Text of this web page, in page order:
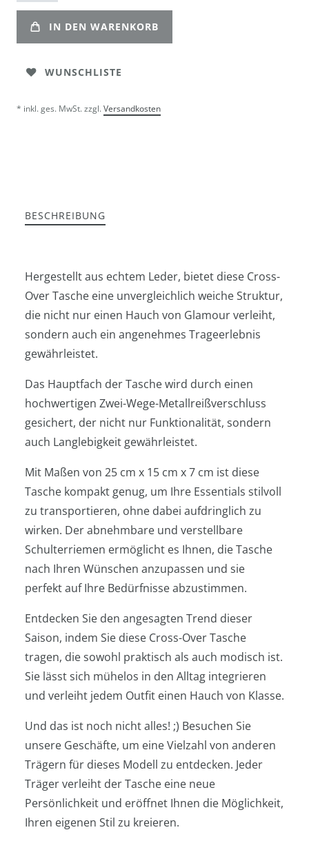
IN DEN WARENKORB
WUNSCHLISTE
* inkl. ges. MwSt. zzgl.Versandkosten
BESCHREIBUNG
Hergestellt aus echtem Leder, bietet diese Cross-
Over Tasche eine unvergleichlich weiche Struktur,
die nicht nur einen Hauch von Glamour verleiht,
sondern auch ein angenehmes Trageerlebnis
gewährleistet.
Das Hauptfach der Tasche wird durch einen
hochwertigen Zwei-Wege-Metallreißverschluss
gesichert, der nicht nur Funktionalität, sondern
auch Langlebigkeit gewährleistet.
Mit Maßen von 25 cm x 15 cm x 7 cm ist diese
Tasche kompakt genug, um Ihre Essentials stilvoll
zu transportieren, ohne dabei aufdringlich zu
wirken. Der abnehmbare und verstellbare
Schulterriemen ermöglicht es Ihnen, die Tasche
nach Ihren Wünschen anzupassen und sie
perfekt auf Ihre Bedürfnisse abzustimmen.
Entdecken Sie den angesagten Trend dieser
Saison, indem Sie diese Cross-Over Tasche
tragen, die sowohl praktisch als auch modisch ist.
Sie lässt sich mühelos in den Alltag integrieren
und verleiht jedem Outfit einen Hauch von Klasse.
Und das ist noch nicht alles! ;) Besuchen Sie
unsere Geschäfte, um eine Vielzahl von anderen
Trägern für dieses Modell zu entdecken. Jeder
Träger verleiht der Tasche eine neue
Persönlichkeit und eröffnet Ihnen die Möglichkeit,
Ihren eigenen Stil zu kreieren.